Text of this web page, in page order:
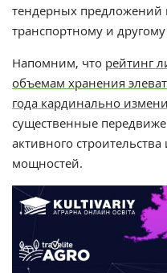
тендерных предложений
транспортному и
Напомним, что рейтинг
объемам хранения
года кардинально
существенные
активного
мощностей.